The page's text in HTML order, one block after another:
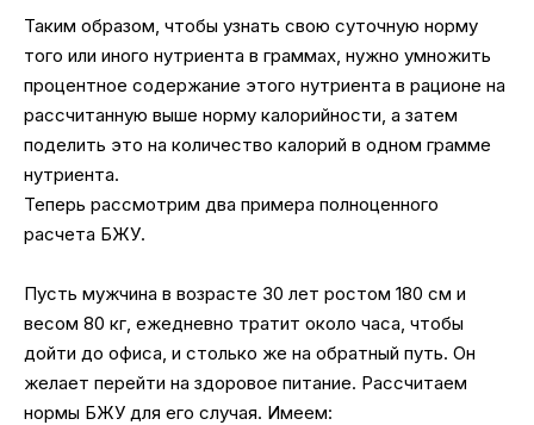
Таким образом, чтобы узнать свою суточную норму
того или иного нутриента в граммах, нужно умножить
процентное содержание этого нутриента в рационе на
рассчитанную выше норму калорийности, а затем
поделить это на количество калорий в одном грамме
нутриента.
Теперь рассмотрим два примера полноценного
расчета БЖУ.
Пусть мужчина в возрасте 30 лет ростом 180 см и
весом 80 кг, ежедневно тратит около часа, чтобы
дойти до офиса, и столько же на обратный путь. Он
желает перейти на здоровое питание. Рассчитаем
нормы БЖУ для его случая. Имеем: